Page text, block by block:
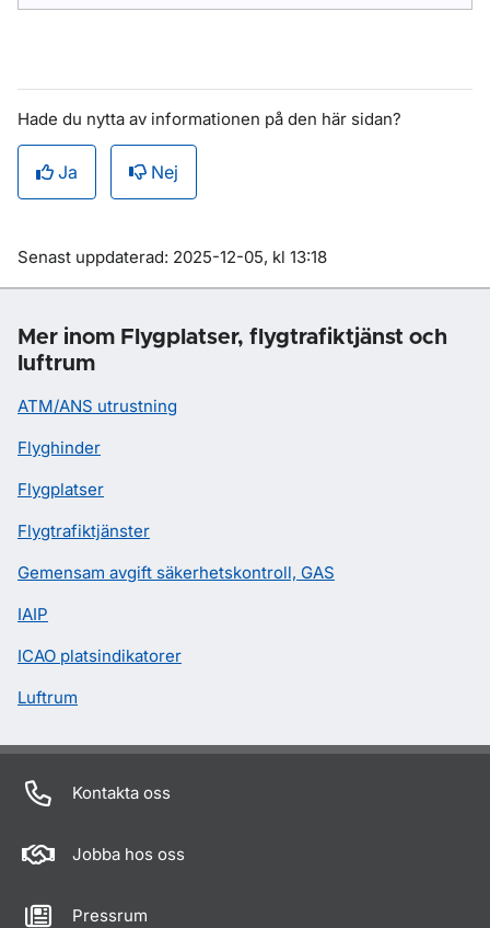
Hade du nytta av informationen på den här sidan?
Ja Nej
Om sidan
Senast uppdaterad: 2025-12-05, kl 13:18
Mer inom Flygplatser, flygtrafiktjänst och
luftrum
ATM/ANS utrustning
Flyghinder
Flygplatser
Flygtrafiktjänster
Gemensam avgift säkerhetskontroll, GAS
IAIP
ICAO platsindikatorer
Luftrum
Kontakta oss
Jobba hos oss
Pressrum